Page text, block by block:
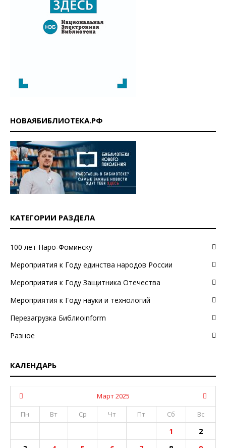
НОВАЯБИБЛИОТЕКА.РФ
КАТЕГОРИИ РАЗДЕЛА
100 лет Наро-Фоминску
Мероприятия к Году единства народов России
Мероприятия к Году Защитника Отечества
Мероприятия к Году науки и технологий
Перезагрузка Библиоinform
Разное
КАЛЕНДАРЬ
Март 2025
Пн
Вт Ср Чт Пт Сб Вс
1
2